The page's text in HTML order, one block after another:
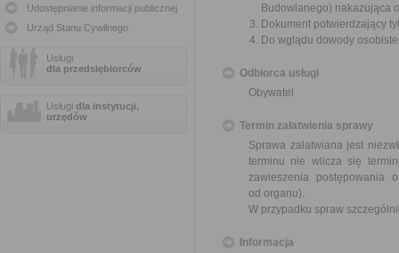
Udostępnianie informacji publicznej
Urząd Stanu Cywilnego
Usługi
dla przedsiębiorców
Usługi dla instytucji,
urzędów
Budowlanego) nakazująca
Dokument potwierdzający
Do wglądu dowody
Odbiorca usługi
Obywatel
Termin załatwienia sprawy
Sprawa załatwiana jest
terminu nie wlicza się
zawieszenia postępowania
od organu).
W przypadku spraw
Informacja